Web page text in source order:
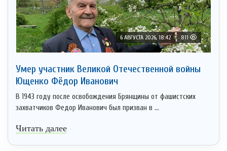
6 АВГУСТА 2026, 18:42 811
Умер участник Великой Отечественной войны
Ющенко Фёдор Иванович
В 1943 году после освобождения Брянщины от фашистских
захватчиков Федор Иванович был призван в ...
Читать далее